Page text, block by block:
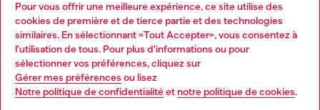
Pour vous offrir une meilleure expérience, ce site utilise des
cookies de première et de tierce partie et des technologies
similaires. En sélectionnant «Tout Accepter», vous consentez à
l'utilisation de tous. Pour plus d'informations ou pour
sélectionner vos préférences, cliquez sur
Gérer mes préférences ou lisez
Notre politique de confidentialitéet notre politique de cookies.
Services omnicanaux
Découvrez tous nos services, en ligne et en magasin.
En savoir plus
Choose your location
You are currently browsing France website, but it seems you
may be based in United States